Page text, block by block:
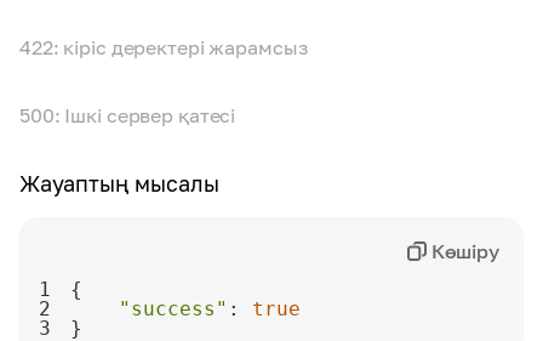
422: кіріс деректері жарамсыз
500: Ішкі сервер қатесі
Жауаптың мысалы
1
2
"success" : true
3
}
Көшіру